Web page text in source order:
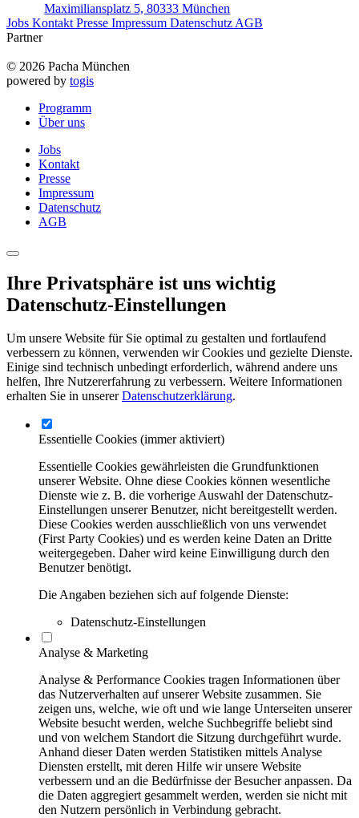
Maximiliansplatz 5, 80333 München
Jobs Kontakt Presse Impressum Datenschutz AGB
Partner
© 2026 Pacha München
powered by togis
Programm
Über uns
Jobs
Kontakt
Presse
Impressum
Datenschutz
AGB
Ihre Privatsphäre ist uns wichtig
Datenschutz-Einstellungen
Um unsere Website für Sie optimal zu gestalten und fortlaufend
verbessern zu können, verwenden wir Cookies und gezielte Dienste.
Einige sind technisch unbedingt erforderlich, während andere uns
helfen, Ihre Nutzererfahrung zu verbessern. Weitere Informationen
erhalten Sie in unsererDatenschutzerklärung.
Essentielle Cookies (immer aktiviert)
Essentielle Cookies gewährleisten die Grundfunktionen
unserer Website. Ohne diese Cookies können wesentliche
Dienste wie z. B. die vorherige Auswahl der Datenschutz-
Einstellungen unserer Benutzer, nicht bereitgestellt werden.
Diese Cookies werden ausschließlich von uns verwendet
(First Party Cookies) und es werden keine Daten an Dritte
weitergegeben. Daher wird keine Einwilligung durch den
Benutzer benötigt.
Die Angaben beziehen sich auf folgende Dienste:
Datenschutz-Einstellungen
Analyse & Marketing
Analyse & Performance Cookies tragen Informationen über
das Nutzerverhalten auf unserer Website zusammen. Sie
zeigen uns, welche, wie oft und wie lange Unterseiten unserer
Website besucht werden, welche Suchbegriffe beliebt sind
und von welchem Standort die Sitzung durchgeführt wurde.
Anhand dieser Daten werden Statistiken mittels Analyse
Diensten erstellt, mit deren Hilfe wir unsere Website
verbessern und an die Bedürfnisse der Besucher anpassen. Da
die Daten aggregiert gesammelt werden, werden sie nicht mit
den Nutzern persönlich in Verbindung gebracht.